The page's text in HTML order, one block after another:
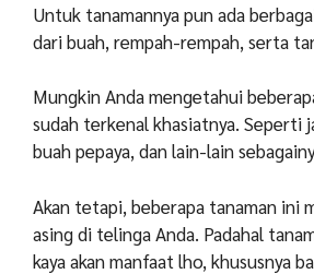
Untuk tanamannya pun ada
dari buah, rempah-rempah, serta
Mungkin Anda mengetahui
sudah terkenal khasiatnya. Seperti
buah pepaya, dan lain-lain
Akan tetapi, beberapa tanaman ini
asing di telinga Anda. Padahal
kaya akan manfaat lho, khususnya